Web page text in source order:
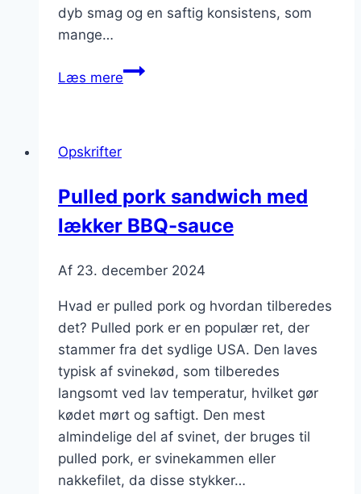
dyb smag og en saftig konsistens, som
mange…
Læs merePulled
middag
Opskrifter
Pulled pork sandwich med
lækker BBQ-sauce
Af 23. december 2024
Hvad er pulled pork og hvordan tilberedes
det? Pulled pork er en populær ret, der
stammer fra det sydlige USA. Den laves
typisk af svinekød, som tilberedes
langsomt ved lav temperatur, hvilket gør
kødet mørt og saftigt. Den mest
almindelige del af svinet, der bruges til
pulled pork, er svinekammen eller
nakkefilet, da disse stykker…